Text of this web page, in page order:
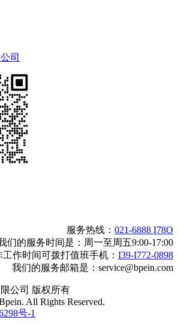
司
服务热线： 021-6888 I78O
们的服务时间是：周一至周五9:00-17:00
作时间可拨打值班手机： I39-I772-0898
我们的服务邮箱是：service@bpein.com
公司 版权所有
All Rights Reserved.
号-1